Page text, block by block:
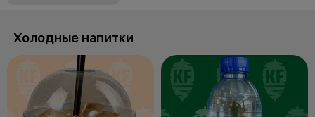
Холодные напитки